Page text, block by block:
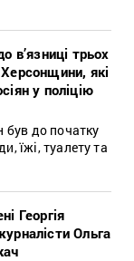
в’язниці трьох
які
у поліцію
був до початку
їжі, туалету та
Георгія
Ольга